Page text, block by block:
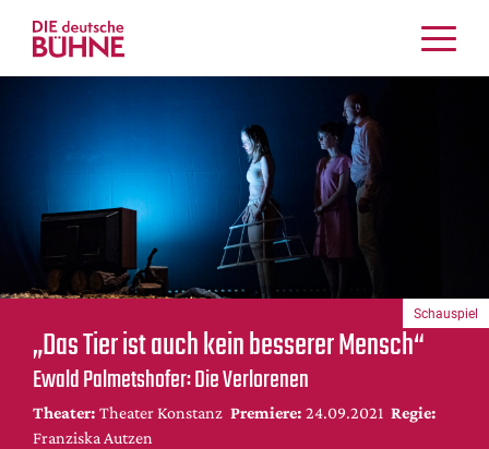
Kritiken
Schauspiel
Musiktheater
Crossover
Bühnenwelt
Festivals & Veranstaltungen
Menschen & Theater
Themen
Internationales
Nachrufe
„Das Tier ist auch kein besserer Mensch“
Ewald Palmetshofer: Die Verlorenen
Theater: Theater Konstanz Premiere: 24.09.2021 Regie:
Franziska Autzen
Schauspiel